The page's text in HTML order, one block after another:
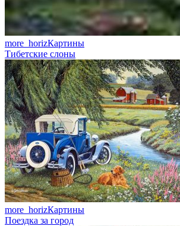
more_horizКартины
Тибетские слоны
more_horizКартины
Поездка за город